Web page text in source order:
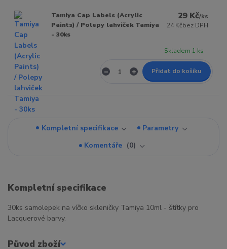
Tamiya Cap Labels (Acrylic
Paints) / Polepy lahviček Tamiya
- 30ks
29 Kč/ks
24 Kčbez DPH
Skladem 1 ks
Přidat do košíku
Kompletní specifikace
Parametry
Komentáře
0
Kompletní specifikace
30ks samolepek na víčko skleničky Tamiya 10ml - štítky pro
Lacquerové barvy.
Původ zboží